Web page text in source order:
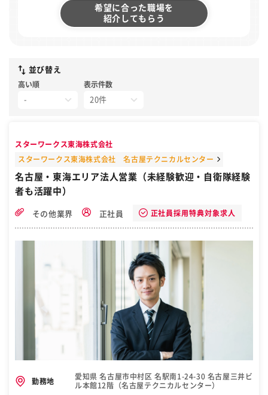
希望に合った職場を
紹介してもらう
並び替え
高い順 表示件数
スターワークス東海株式会社
スターワークス東海株式会社 名古屋テクニカルセンター
名古屋・東海エリア法人営業（未経験歓迎・自衛隊経験
者も活躍中）
その他業界 正社員 正社員採用特典対象求人
勤務地
愛知県 名古屋市中村区 名駅南1-24-30 名古屋三井ビ
ル本館12階（名古屋テクニカルセンター）